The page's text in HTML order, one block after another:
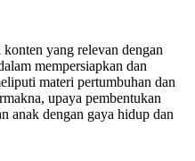
yang relevan dengan
mempersiapkan dan
materi pertumbuhan dan
upaya pembentukan
anak dengan gaya hidup dan